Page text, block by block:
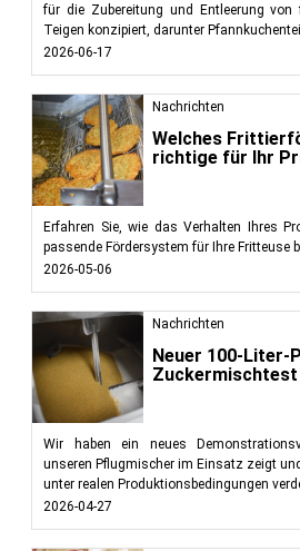
für die Zubereitung und Entleerung von
Teigen konzipiert, darunter
2026-06-17
Nachrichten
Welches
richtige für Ihr
Erfahren Sie, wie das Verhalten Ihres
passende Fördersystem für Ihre Fritteuse
2026-05-06
Nachrichten
Neuer 100-Liter-
Zuckermischtest
Wir haben ein neues
unseren Pflugmischer im Einsatz zeigt
unter realen Produktionsbedingungen
2026-04-27